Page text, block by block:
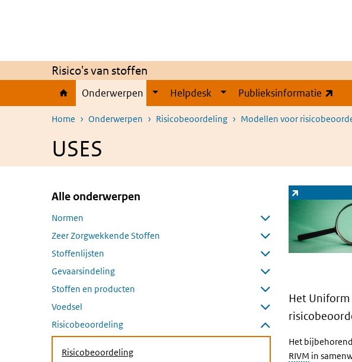
Risico's van stoffen
Onderwerpen Helpdesk Publieksinformatie
Home Onderwerpen Risicobeoordeling Modellen voor
USES
Overslaan menu Alle onderwerpen
Alle onderwerpen
Normen
Submenu openen
Zeer Zorgwekkende Stoffen
Submenu openen
Stoffenlijsten
Submenu openen
Gevaarsindeling
Submenu openen
Stoffen en producten
Submenu openen
Voedsel
Submenu openen
Risicobeoordeling
Submenu sluiten
Risicobeoordeling
Zoeksysteem
(externe link)
Het Uniform
Het
RIVM in